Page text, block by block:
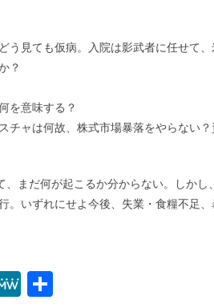
う見ても仮病。入院は影武者に任せて
？
を意味する？
チャは何故、株式市場暴落をやらない
、まだ何が起こるか分からない。しかし
。いずれにせよ今後、失業・食糧不足、
MeWe